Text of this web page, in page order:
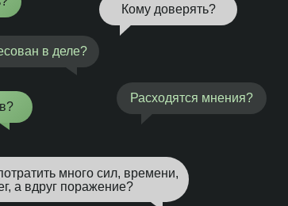
много сил, времени,
а вдруг поражение?
в деле?
Расходятся мнения?
Кому доверять?